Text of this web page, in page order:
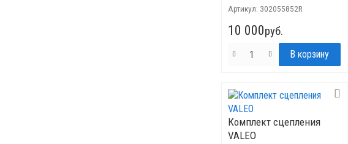
Артикул: 302055852R
10 000руб.
Комплект сцепления
VALEO